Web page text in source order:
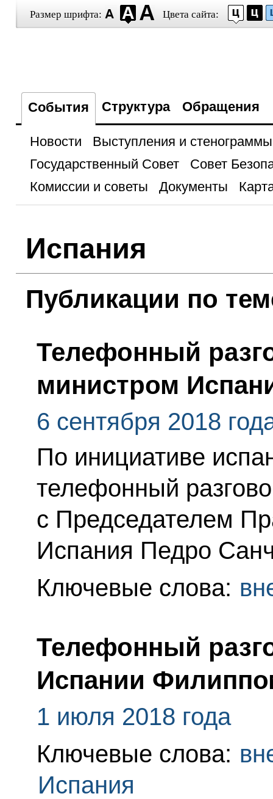
Размер шрифта: Цвета сайта:
События Структура Обращения
Новости
Выступления и стенограммы
Государственный Совет
Совет
Комиссии и советы
Документы
Испания
Публикации по
Телефонный
министром
6 сентября 2018
По инициативе
телефонный
с Председателем
Испания Педро
Ключевые слова:
Телефонный
Испании
1 июля 2018 года
Ключевые слова:
Испания